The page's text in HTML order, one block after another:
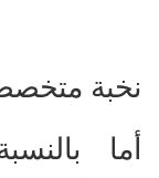
نخبة
أما